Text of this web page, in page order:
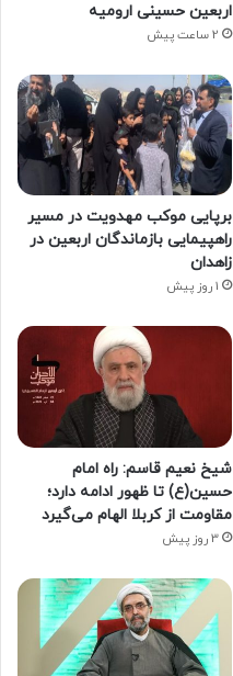
اربعین حسینی ارومیه
2 ساعت پیش
برپایی موکب مهدویت در مسیر
راهپیمایی بازماندگان اربعین در
زاهدان
1 روز پیش
شیخ نعیم قاسم: راه امام
حسین(ع) تا ظهور ادامه دارد؛
مقاومت از کربلا الهام می‌گیرد
3 روز پیش